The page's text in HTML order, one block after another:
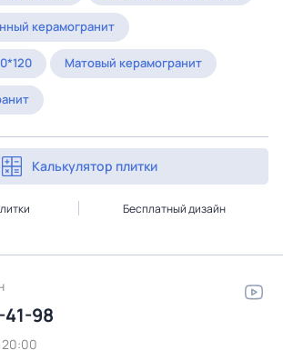
керамогранит
Матовый керамогранит
Калькулятор плитки
Бесплатный дизайн
98